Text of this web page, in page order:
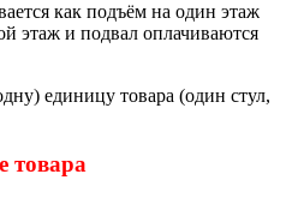
как подъём на один этаж
этаж и подвал оплачиваются
единицу товара (один стул,
товара